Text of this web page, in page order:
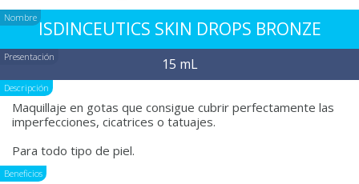
Nombre
ISDINCEUTICS SKIN DROPS BRONZE
Presentación 15 mL
Descripción
Maquillaje en gotas que consigue cubrir perfectamente las
imperfecciones, cicatrices o tatuajes.
Para todo tipo de piel.
Beneficios